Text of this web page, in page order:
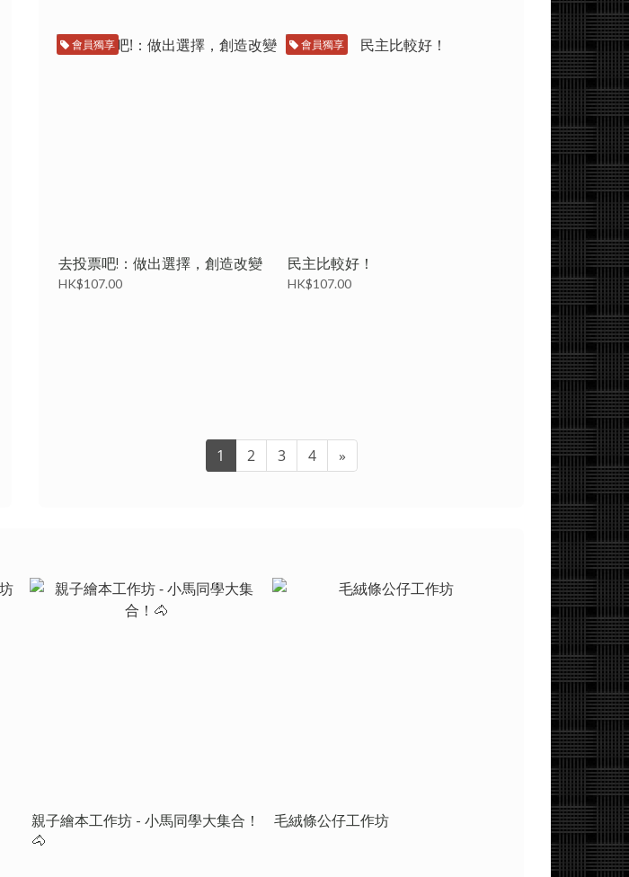
會員獨享
去投票吧!：做出選擇，創造改變
HK$107.00
會員獨享
民主比較好！
HK$107.00
1 2 3 4 »
親子繪本工作坊 - 小馬同學大集合！
🐴
毛絨條公仔工作坊